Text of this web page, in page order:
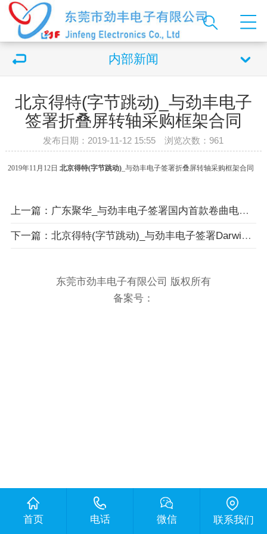
内部新闻
北京得特(字节跳动)_与劲丰电子
签署折叠屏转轴采购框架合同
发布日期：2019-11-12 15:55 浏览次数： 961
2019年11月12日北京得特(字节跳动) _与劲丰电子签署折叠屏转轴采购框架合同
上一篇：广东聚华_与劲丰电子签署国内首款卷曲电视采购订单
下一篇：北京得特(字节跳动)_与劲丰电子签署Darwin 转轴组件采购订单合同
东莞市劲丰电子有限公司 版权所有
备案号：
首页 电话 微信 联系我们